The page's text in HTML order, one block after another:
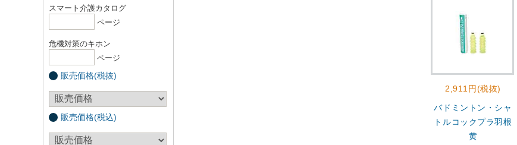
スマート介護カタログ
ページ
危機対策のキホン
ページ
販売価格(税抜)
販売価格(税込)
2,911円(税抜)
バドミントン・シャ
トルコックプラ羽根
黄